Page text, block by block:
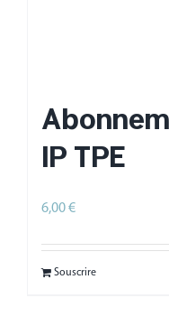
IP TPE
6,00€
Souscrire